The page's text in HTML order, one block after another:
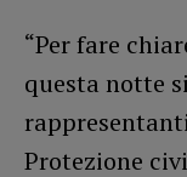
“Per fare
questa notte
Protezione